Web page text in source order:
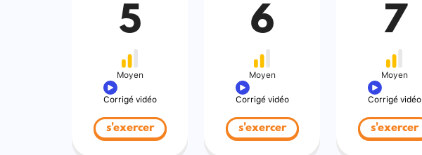
5
Moyen
Corrigé vidéo
s'exercer
6
Moyen
Corrigé vidéo
s'exercer
7
Moyen
Corrigé vidéo
s'exercer